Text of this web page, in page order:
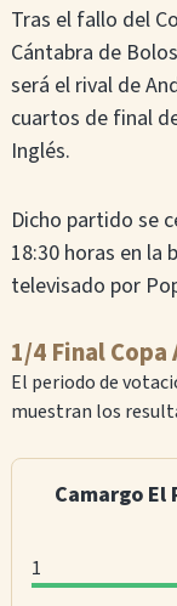
Tras el fallo del
Cántabra de
será el rival de
cuartos de final
Inglés.
Dicho partido se
18:30 horas en la
televisado por
1/4 Final Copa
El periodo de
muestran los
Camargo El
1